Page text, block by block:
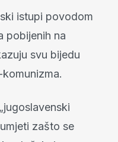
istupi povodom
pobijenih na
svu bijedu
zašto se